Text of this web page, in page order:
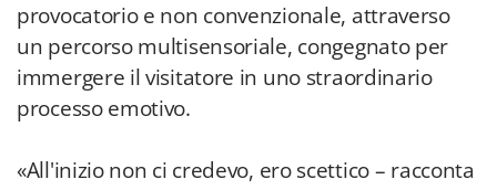
provocatorio e non convenzionale, attraverso
un percorso multisensoriale, congegnato per
immergere il visitatore in uno straordinario
processo emotivo.
«All'inizio non ci credevo, ero scettico – racconta